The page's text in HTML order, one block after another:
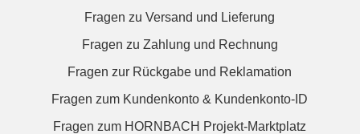
Fragen zu Versand und Lieferung
Fragen zu Zahlung und Rechnung
Fragen zur Rückgabe und Reklamation
Fragen zum Kundenkonto & Kundenkonto-ID
Fragen zum HORNBACH Projekt-Marktplatz